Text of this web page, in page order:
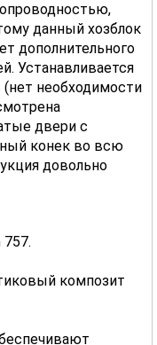
данный хозблок
дополнительного
Устанавливается
необходимости
двери с
конек во всю
довольно
композит